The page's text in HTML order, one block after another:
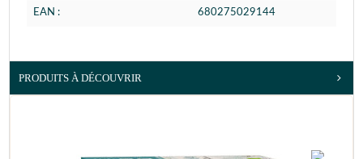
EAN : 680275029144
PRODUITS À DÉCOUVRIR